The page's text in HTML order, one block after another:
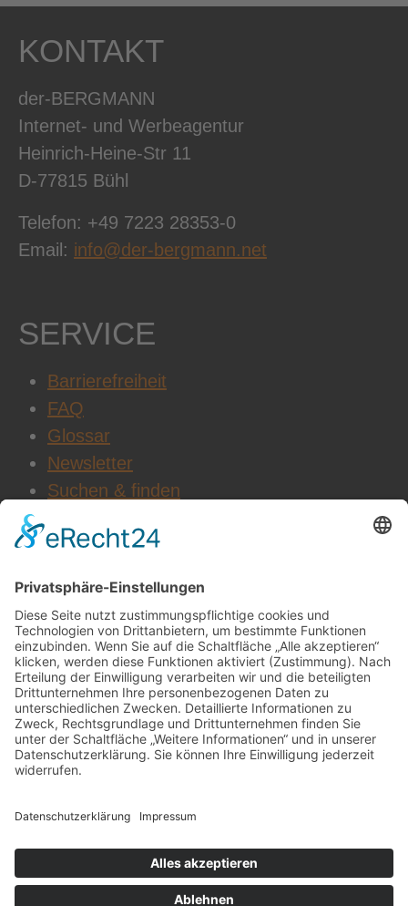
KONTAKT
der-BERGMANN
Internet- und Werbeagentur
Heinrich-Heine-Str 11
D-77815 Bühl
Telefon: +49 7223 28353-0
Email: info@der-bergmann.net
SERVICE
Barrierefreiheit
FAQ
Glossar
Newsletter
Suchen & finden
WEITERE INFOS
Datenschutz
Impressum
AGB
Cookie-Einstellungen
Jobs & Karriere
SOCIAL